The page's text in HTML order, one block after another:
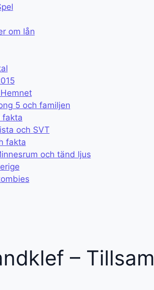
om lån
5 och familjen
fakta
och SVT
fakta
och tänd ljus
–